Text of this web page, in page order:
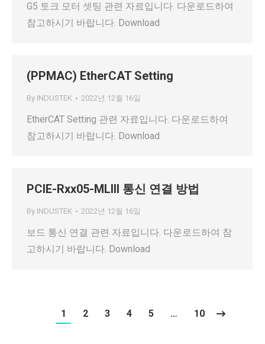
G5 토크 모터 셋팅 관련 자료입니다. 다운로드하여
참고하시기 바랍니다. Download
(PPMAC) EtherCAT Setting
By INDUSTEK 2022년 12월 16일
EtherCAT Setting 관련 자료입니다. 다운로드하여
참고하시기 바랍니다. Download
PCIE-Rxx05-MLIII 통신 연결 방법
By INDUSTEK 2022년 12월 16일
보드 통신 연결 관련 자료입니다. 다운로드하여 참
고하시기 바랍니다. Download
1 2 3 4 5 … 10